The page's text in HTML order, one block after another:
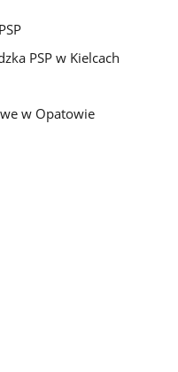
PSP w Kielcach
w Opatowie